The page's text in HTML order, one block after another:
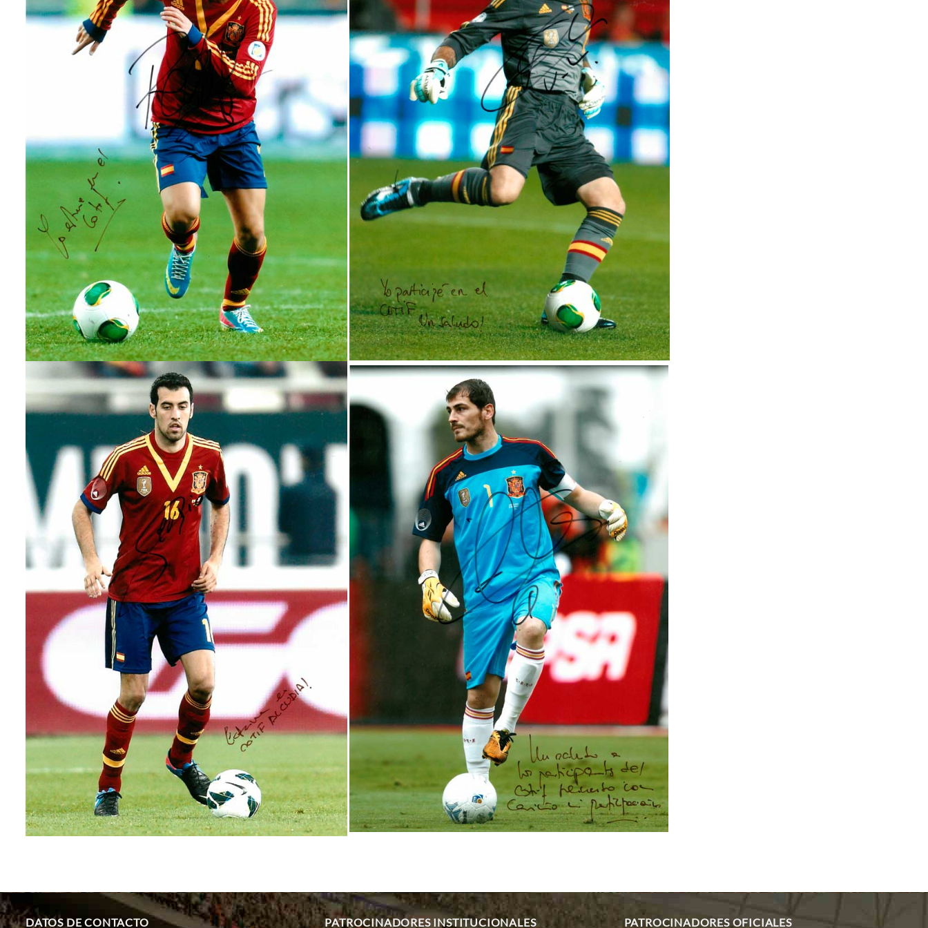
DATOS DE CONTACTO PATROCINADORES INSTITUCIONALES PATROCINADORES OFICIALES